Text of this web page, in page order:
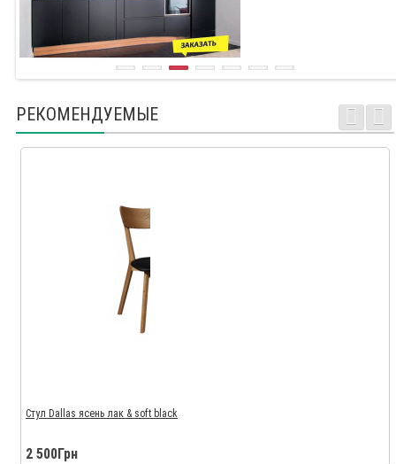
РЕКОМЕНДУЕМЫЕ
Стул Dallas ясень лак & soft black
2 500Грн